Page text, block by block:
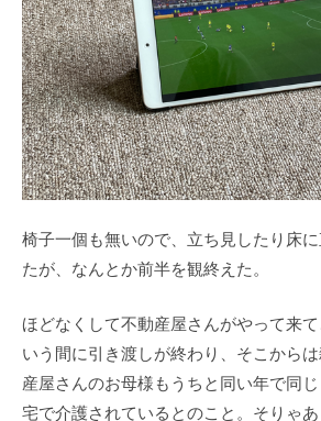
椅子一個も無いので、立ち見したり床
たが、なんとか前半を観終えた。
ほどなくして不動産屋さんがやって来
いう間に引き渡しが終わり、そこから
産屋さんのお母様もうちと同い年で同
宅で介護されているとのこと。そりゃ